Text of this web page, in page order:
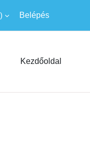
Belépés
Kezdőoldal